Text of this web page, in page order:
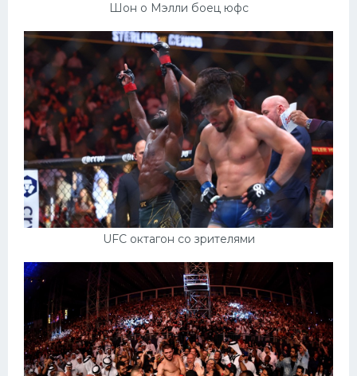
Шон о Мэлли боец юфс
UFC октагон со зрителями